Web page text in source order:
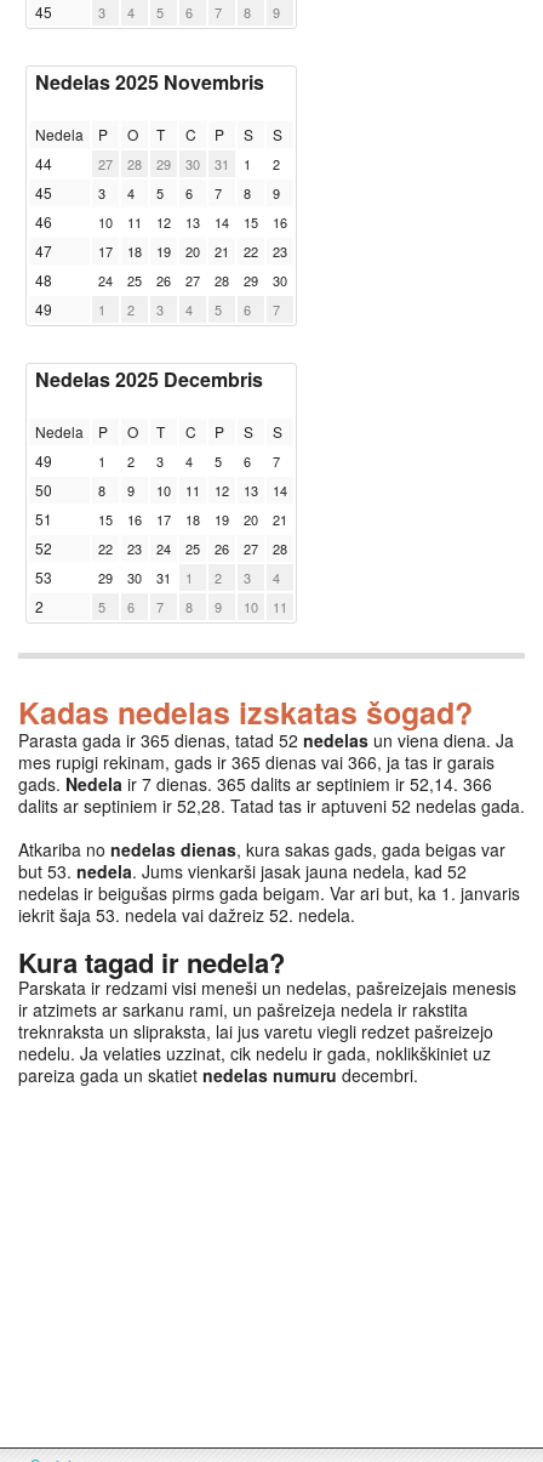
45 3 4 5 6 7 8 9
Nedelas 2025 Novembris
Nedela P O T C P S
S
44
27 28 29 30 31 1 2
45 3 4 5 6 7 8 9
46 10 11 12 13 14 15 16
47 17 18 19 20 21 22 23
48 24 25 26 27 28 29 30
49 1 2 3 4 5 6 7
Nedelas 2025 Decembris
Nedela P O T C P S
S
49
1 2 3 4 5 6 7
50 8 9 10 11 12 13 14
51 15 16 17 18 19 20 21
52 22 23 24 25 26 27 28
53 29 30 31 1 2 3 4
2 5 6 7 8 9 10 11
Kadas nedelas izskatas šogad?
Parasta gada ir 365 dienas, tatad 52 nedelas un viena diena. Ja
mes rupigi rekinam, gads ir 365 dienas vai 366, ja tas ir garais
gads. Nedela ir 7 dienas. 365 dalits ar septiniem ir 52,14. 366
dalits ar septiniem ir 52,28. Tatad tas ir aptuveni 52 nedelas gada.
Atkariba no nedelas dienas, kura sakas gads, gada beigas var
but 53. nedela. Jums vienkarši jasak jauna nedela, kad 52
nedelas ir beigušas pirms gada beigam. Var ari but, ka 1. janvaris
iekrit šaja 53. nedela vai dažreiz 52. nedela.
Kura tagad ir nedela?
Parskata ir redzami visi meneši un nedelas, pašreizejais menesis
ir atzimets ar sarkanu rami, un pašreizeja nedela ir rakstita
treknraksta un slipraksta, lai jus varetu viegli redzet pašreizejo
nedelu. Ja velaties uzzinat, cik nedelu ir gada, noklikškiniet uz
pareiza gada un skatiet nedelas numuru decembri.